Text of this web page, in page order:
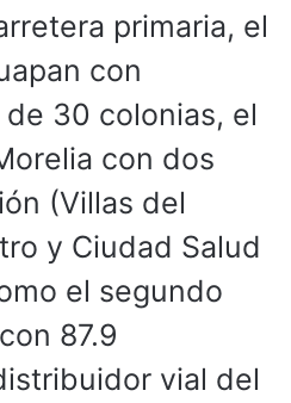
primaria, el
con
30 colonias, el
con dos
(Villas del
y Ciudad Salud
el segundo
87.9
vial del